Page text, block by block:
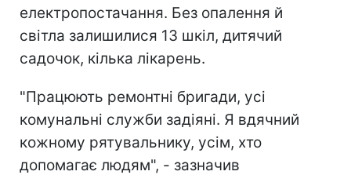
електропостачання. Без опалення й
світла залишилися 13 шкіл, дитячий
садочок, кілька лікарень.
"Працюють ремонтні бригади, усі
комунальні служби задіяні. Я вдячний
кожному рятувальнику, усім, хто
допомагає людям", - зазначив